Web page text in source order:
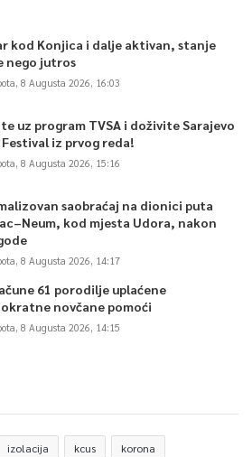
kod Konjica i dalje aktivan, stanje
nego jutros
8 Augusta 2026, 16:03
uz program TVSA i doživite Sarajevo
Festival iz prvog reda!
8 Augusta 2026, 15:16
saobraćaj na dionici puta
kod mjesta Udora, nakon
8 Augusta 2026, 14:17
61 porodilje uplaćene
novčane pomoći
8 Augusta 2026, 14:15
izolacija kcus korona